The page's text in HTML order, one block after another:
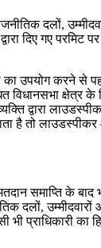
दलों,
दिए गए परमिट
उपयोग करने से पहले
क्षेत्र के
द्वारा
है तो
समाप्ति के बाद
दलों,
भी प्राधिकारी